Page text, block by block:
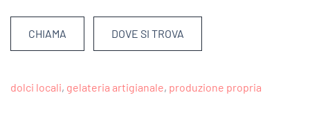
CHIAMA DOVE SI TROVA
dolci locali, gelateria artigianale, produzione propria